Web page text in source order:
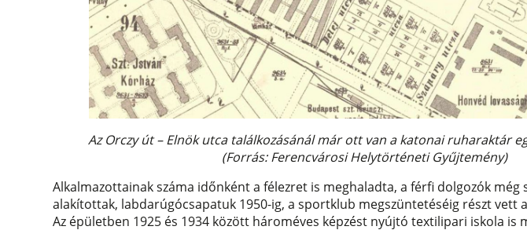
Az Orczy út – Elnök utca találkozásánál már ott van a katonai ruharaktár
(Forrás: Ferencvárosi Helytörténeti Gyűjtemény)
Alkalmazottainak száma időnként a félezret is meghaladta, a férfi dolgozók még
alakítottak, labdarúgócsapatuk 1950-ig, a sportklub megszüntetéséig részt vett
Az épületben 1925 és 1934 között hároméves képzést nyújtó textilipari iskola is